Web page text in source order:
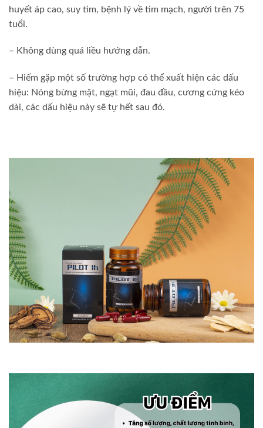
huyết áp cao, suy tim, bệnh lý về tim mạch, người trên 75
tuổi.
– Không dùng quá liều hướng dẫn.
– Hiếm gặp một số trường hợp có thể xuất hiện các dấu
hiệu: Nóng bừng mặt, ngạt mũi, đau đầu, cương cứng kéo
dài, các dấu hiệu này sẽ tự hết sau đó.